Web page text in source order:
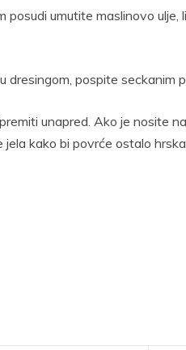
posudi umutite maslinovo
dresingom, pospite seckanim
unapred. Ako je nosite
kako bi povrće ostalo